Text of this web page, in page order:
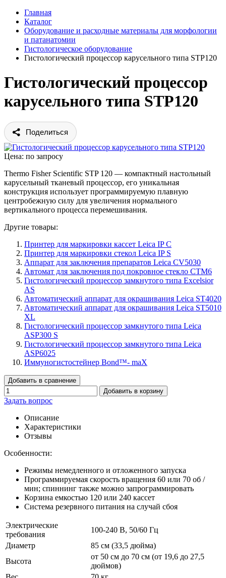
Главная
Каталог
Оборудование и расходные материалы для морфологии
и патанатомии
Гистологическое оборудование
Гистологический процессор карусельного типа STP120
Гистологический процессор
карусельного типа STP120
Поделиться
Цена: по запросу
Thermo Fisher Scientific STP 120 — компактный настольный
карусельный тканевый процессор, его уникальная
конструкция использует программируемую плавную
центробежную силу для увеличения нормального
вертикального процесса перемешивания.
Другие товары:
Принтер для маркировки кассет Leica IP C
Принтер для маркировки стекол Leica IP S
Аппарат для заключения препаратов Leica CV5030
Автомат для заключения под покровное стекло CTM6
Гистологический процессор замкнутого типа Excelsior
AS
Автоматический аппарат для окрашивания Leica ST4020
Автоматический аппарат для окрашивания Leica ST5010
XL
Гистологический процессор замкнутого типа Leica
ASP300 S
Гистологический процессор замкнутого типа Leica
ASP6025
Иммуногистостейнер Bond™- maX
Добавить в сравнение
Добавить в корзину
Задать вопрос
Описание
Характеристики
Отзывы
Особенности:
Режимы немедленного и отложенного запуска
Программируемая скорость вращения 60 или 70 об /
мин; спиннинг также можно запрограммировать
Корзина емкостью 120 или 240 кассет
Система резервного питания на случай сбоя
Электрические
требования
100-240 В, 50/60 Гц
Диаметр
85 см (33,5 дюйма)
Высота
от 50 см до 70 см (от 19,6 до 27,5
дюймов)